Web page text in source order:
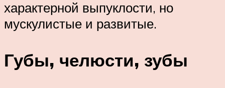
характерной выпуклости, но
мускулистые и развитые.
Губы, челюсти, зубы